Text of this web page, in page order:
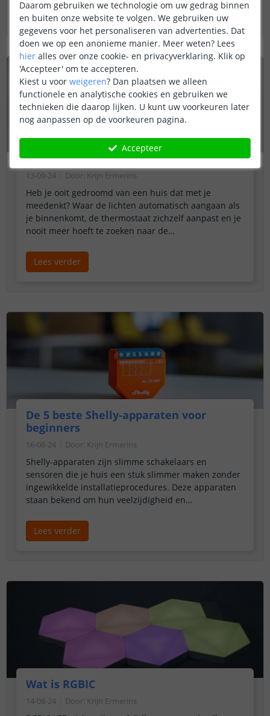
Lees verder
Beginnen met een smart home
13-09-24 Door: Krijn Ermerins
Heb je ooit gedroomd van een huis dat met je
meedenkt? Waar de lichten automatisch aangaan als
je binnenkomt, de thermostaat zichzelf aanpast en je
nooit meer hoeft te zoeken naar de
Lees verder
De 5 beste Shelly-apparaten voor
beginners
16-08-24 Door: Krijn Ermerins
Shelly-apparaten zijn slimme schakelaars en
sensoren die je huis een stuk slimmer maken zonder
ingewikkelde installatieprocedures. Deze apparaten
staan bekend om hun veelzijdigheid en
platforms zoals Google Assistant, Amazon Alexa en
natuurlijk de Shelly-app zelf. Of je nu je verlichting
Lees verder
Wat is RGBIC
14-08-24 Door: Krijn Ermerins
Daarom gebruiken we technologie om uw gedrag binnen
en buiten onze website te volgen. We gebruiken uw
gegevens voor het personaliseren van advertenties. Dat
doen we op een anonieme manier. Meer weten? Lees
hier alles over onze cookie- en privacyverklaring. Klik op
'Accepteer' om te accepteren.
Kiest u voor weigeren? Dan plaatsen we alleen
functionele en analytische cookies en gebruiken we
technieken die daarop lijken. U kunt uw voorkeuren later
nog aanpassen op de voorkeuren pagina.
Accepteer